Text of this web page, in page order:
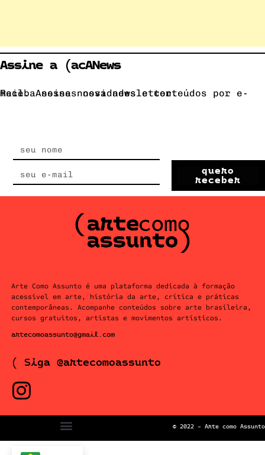
Assine a (acANews
Receba nossas novidades e conteúdos por e-mail. Assine nossa newsletter.
quero
receber
Arte Como Assunto é uma plataforma dedicada à formação
acessível em arte, história da arte, crítica e práticas
contemporâneas. Acompanhe conteúdos sobre arte brasileira,
cursos gratuitos, artistas e movimentos artísticos.
artecomoassunto@gmail.com
( Siga @artecomoassunto
© 2022 – Arte como Assunto